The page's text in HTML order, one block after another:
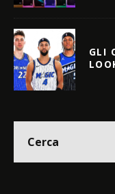
GLI